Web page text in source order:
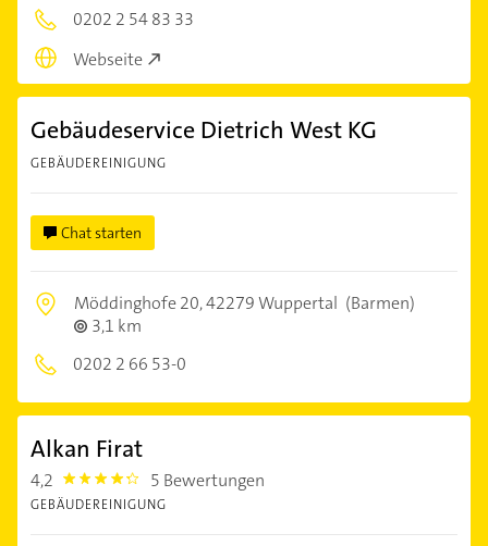
0202 2 54 83 33
Webseite
Gebäudeservice Dietrich West KG
GEBÄUDEREINIGUNG
Chat starten
Möddinghofe 20,42279 Wuppertal (Barmen)
3,1 km
0202 2 66 53-0
Alkan Firat
4,2 4.2000003 5 Bewertungen
GEBÄUDEREINIGUNG